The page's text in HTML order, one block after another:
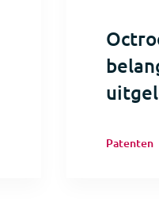
Patenten